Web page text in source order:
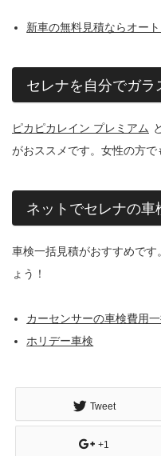
新車の無料見積ならオート
セレナを自分でガ
ピカピカレイン プレミアム
がおススメです。女性の方で
ネットでセレナの
車検一括見積がおすすめで
ょう！
カーセンサーの車検費用
ホリデー車検
Tweet
+1